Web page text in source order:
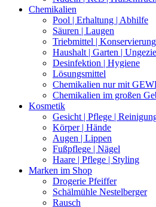
Chemikalien
Pool | Erhaltung | Abhilfe
Säuren | Laugen
Triebmittel | Konservierung
Haushalt | Garten |
Desinfektion | Hygiene
Lösungsmittel
Chemikalien nur mit
Chemikalien im großen
Kosmetik
Gesicht | Pflege |
Körper | Hände
Augen | Lippen
Fußpflege | Nägel
Haare | Pflege | Styling
Marken im Shop
Drogerie Pfeiffer
Schälmühle Nestelberger
Rausch